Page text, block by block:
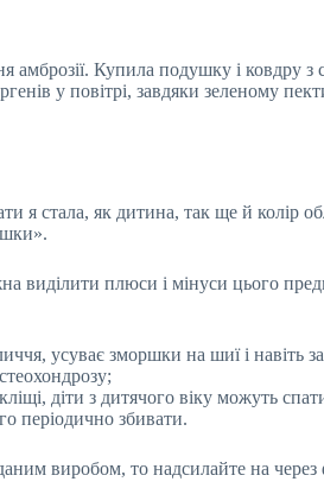
амброзії. Купила подушку і ковдру
у повітрі, завдяки зеленому
стала, як дитина, так ще й колір
виділити плюси і мінуси цього
усуває зморшки на шиї і навіть
діти з дитячого віку можуть
періодично збивати.
виробом, то надсилайте на через